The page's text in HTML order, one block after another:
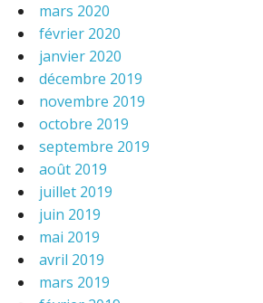
mars 2020
février 2020
janvier 2020
décembre 2019
novembre 2019
octobre 2019
septembre 2019
août 2019
juillet 2019
juin 2019
mai 2019
avril 2019
mars 2019